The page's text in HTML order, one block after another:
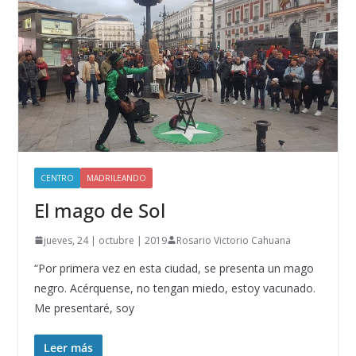
CENTRO MADRILEANDO
El mago de Sol
jueves, 24 | octubre | 2019 Rosario Victorio Cahuana
“Por primera vez en esta ciudad, se presenta un mago
negro. Acérquense, no tengan miedo, estoy vacunado.
Me presentaré, soy
Leer más